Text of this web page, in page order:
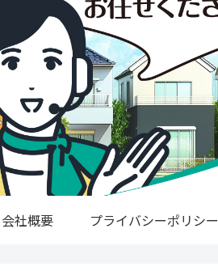
会社概要 プライバシーポリシー